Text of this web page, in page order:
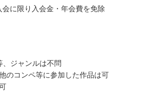
に限り入会金・年会費を免除
ジャンルは不問
のコンペ等に参加した作品は可